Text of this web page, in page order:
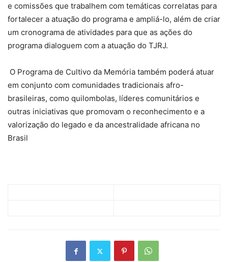
e comissões que trabalhem com temáticas correlatas para
fortalecer a atuação do programa e ampliá-lo, além de criar
um cronograma de atividades para que as ações do
programa dialoguem com a atuação do TJRJ.
O Programa de Cultivo da Memória também poderá atuar
em conjunto com comunidades tradicionais afro-
brasileiras, como quilombolas, líderes comunitários e
outras iniciativas que promovam o reconhecimento e a
valorização do legado e da ancestralidade africana no
Brasil